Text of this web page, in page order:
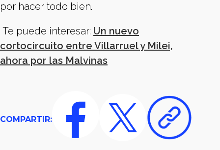
por hacer todo bien.
Te puede interesar: Un nuevo
cortocircuito entre Villarruel y Milei,
ahora por las Malvinas
COMPARTIR: